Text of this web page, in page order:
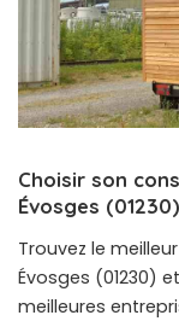
Choisir son
Évosges (01230)
Trouvez le
Évosges (01230)
meilleures